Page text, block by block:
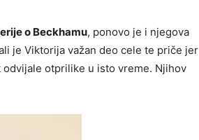
o Beckhamu, ponovo je i njegova
je Viktorija važan deo cele te priče jer
otprilike u isto vreme. Njihov